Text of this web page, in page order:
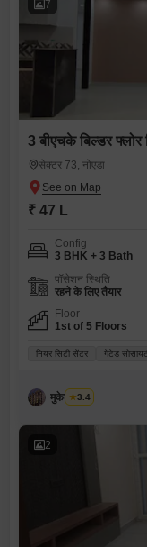
7
3 बीएचके बिल्डर
सेक्टर 73, नोएडा
₹ 47 L
Config
3 BHK + 3 Bath
पॉसेशन स्थिति
रहने के लिए तैयार
Floor
1st of 5 Floors
नियर सिटी सेंटर गेटेड
मुकेश कुमार
3.4
2